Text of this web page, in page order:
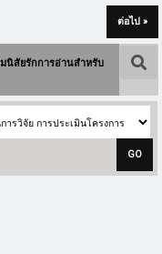
ต่อไป »
นิสัยรักการอ่านสำหรับ